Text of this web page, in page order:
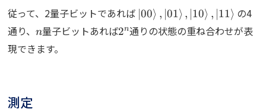
従って、2量子ビットであれば \ket{00},
\ket{01},
\ket{10},
∣00⟩ , 01⟩ , 10⟩ , 11⟩ の4
通り、n
n量子ビットあれば2^n
2n通りの状態の重ね合わせが表
現できます。
測定